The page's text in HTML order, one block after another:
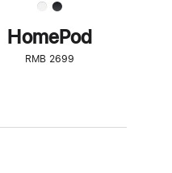
HomePod
RMB 2699